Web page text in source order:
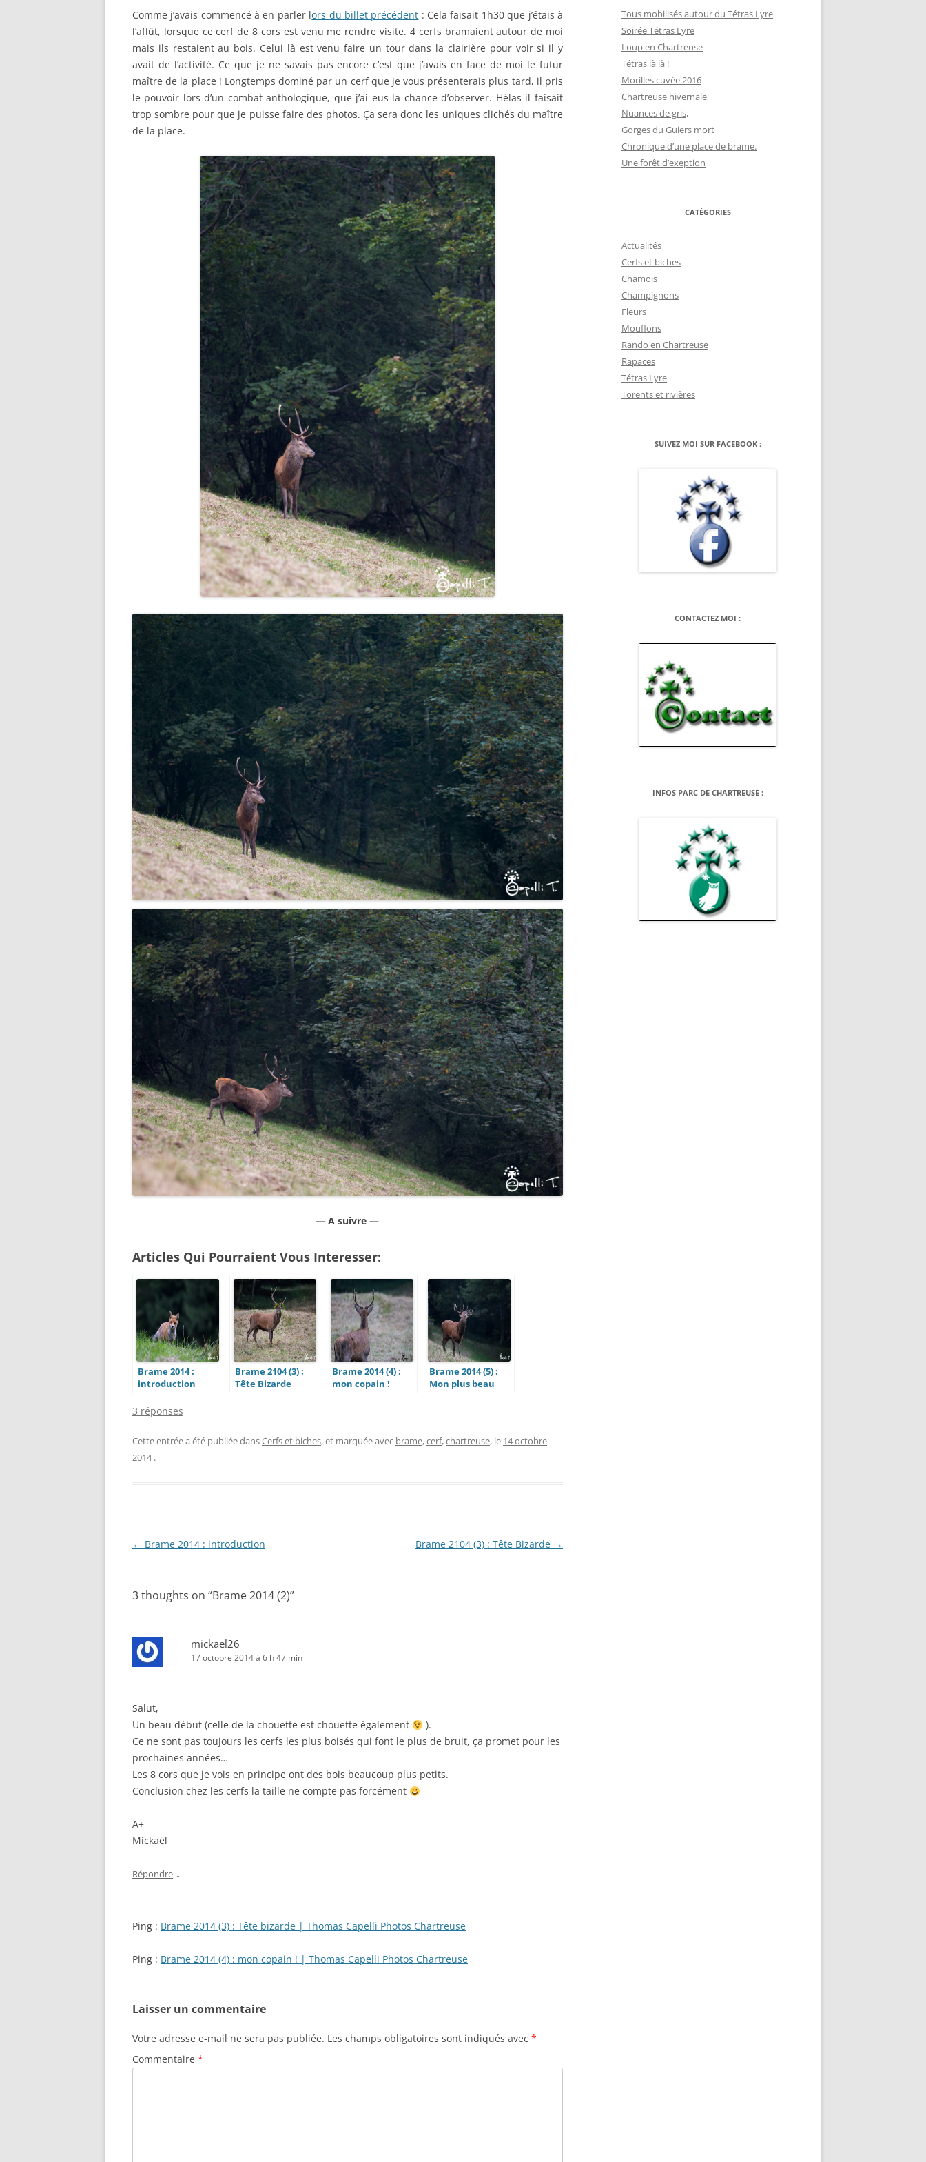
Comme j’avais commencé à en parler lors du billet précédent : Cela faisait 1h30 que j’étais à
l’affût, lorsque ce cerf de 8 cors est venu me rendre visite. 4 cerfs bramaient autour de moi
mais ils restaient au bois. Celui là est venu faire un tour dans la clairière pour voir si il y
avait de l’activité. Ce que je ne savais pas encore c’est que j’avais en face de moi le futur
maître de la place ! Longtemps dominé par un cerf que je vous présenterais plus tard, il pris
le pouvoir lors d’un combat anthologique, que j’ai eus la chance d’observer. Hélas il faisait
trop sombre pour que je puisse faire des photos. Ça sera donc les uniques clichés du maître
de la place.
— A suivre —
Articles Qui Pourraient Vous Interesser:
Brame 2014 :
introduction
Brame 2104 (3) :
Tête Bizarde
Brame 2014 (4) :
mon copain !
Brame 2014 (5) :
Mon plus beau
3 réponses
Cette entrée a été publiée dansCerfs et biches, et marquée avec brame,cerf,chartreuse, le 14 octobre
2014 .
Navigation
← Brame 2014 : introduction Brame 2104 (3) : Tête Bizarde →
3 thoughts on “Brame 2014 (2)”
mickael26
17 octobre 2014 à 6 h 47 min
Salut,
Un beau début (celle de la chouette est chouette également
).
Ce ne sont pas toujours les cerfs les plus boisés qui font le plus de bruit, ça promet pour les
prochaines années…
Les 8 cors que je vois en principe ont des bois beaucoup plus petits.
Conclusion chez les cerfs la taille ne compte pas forcément
A+
Mickaël
Répondre ↓
Ping : Brame 2014 (3) : Tête bizarde | Thomas Capelli Photos Chartreuse
Ping : Brame 2014 (4) : mon copain ! | Thomas Capelli Photos Chartreuse
Laisser un commentaire
Votre adresse e-mail ne sera pas publiée. Les champs obligatoires sont indiqués avec *
Commentaire *
Tous mobilisés autour du Tétras Lyre
Soirée Tétras Lyre
Loup en Chartreuse
Tétras là là !
Morilles cuvée 2016
Chartreuse hivernale
Nuances de gris,
Gorges du Guiers mort
Chronique d’une place de brame.
Une forêt d’exeption
CATÉGORIES
Actualités
Cerfs et biches
Chamois
Champignons
Fleurs
Mouflons
Rando en Chartreuse
Rapaces
Tétras Lyre
Torents et rivières
SUIVEZ MOI SUR FACEBOOK :
CONTACTEZ MOI :
INFOS PARC DE CHARTREUSE :